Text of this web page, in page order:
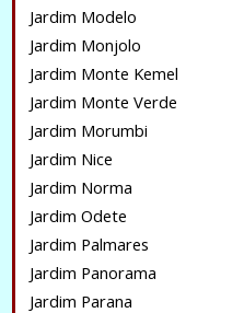
Jardim Modelo
Jardim Monjolo
Jardim Monte Kemel
Jardim Monte Verde
Jardim Morumbi
Jardim Nice
Jardim Norma
Jardim Odete
Jardim Palmares
Jardim Panorama
Jardim Parana